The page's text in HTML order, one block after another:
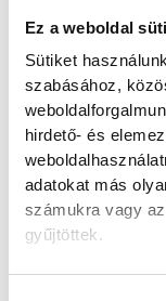
Ez a weboldal
Sütiket
szabásához,
hirdető- és
adatokat más
számukra vagy
gyűjtöttek.
hazai
blokkok
erőmű
eredetileg
A